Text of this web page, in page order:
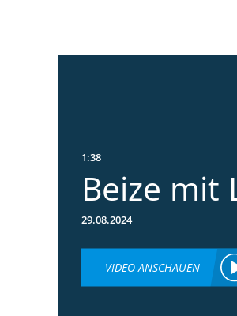
1:38
Beize mit
29.08.2024
VIDEO ANSCHAUEN